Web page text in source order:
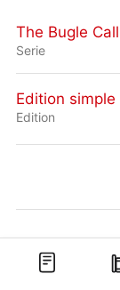
The Bugle Call
Serie
Edition
Edition